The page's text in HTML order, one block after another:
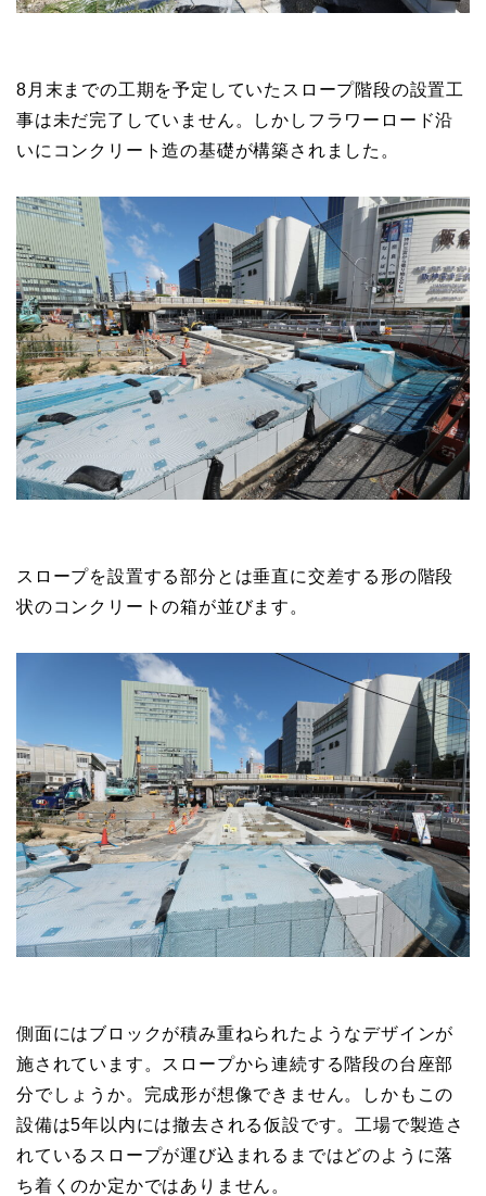
8月末までの工期を予定していたスロープ階段の設置工
事は未だ完了していません。しかしフラワーロード沿
いにコンクリート造の基礎が構築されました。
スロープを設置する部分とは垂直に交差する形の階段
状のコンクリートの箱が並びます。
側面にはブロックが積み重ねられたようなデザインが
施されています。スロープから連続する階段の台座部
分でしょうか。完成形が想像できません。しかもこの
設備は5年以内には撤去される仮設です。工場で製造さ
れているスロープが運び込まれるまではどのように落
ち着くのか定かではありません。